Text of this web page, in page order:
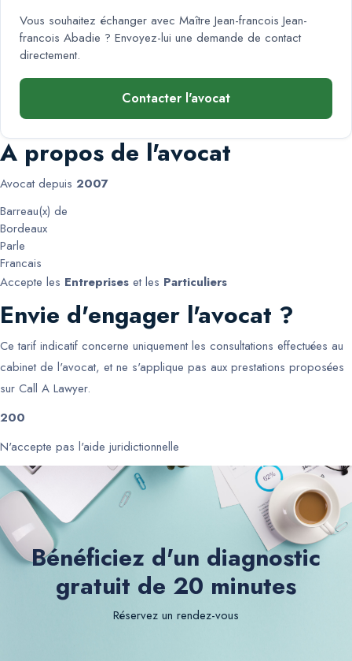
Vous souhaitez échanger avec Maître Jean-francois Jean-
francois Abadie ? Envoyez-lui une demande de contact
directement.
Contacter l'avocat
A propos de l'avocat
Avocat depuis 2007
Barreau(x) de
Bordeaux
Parle
Francais
Accepte les Entreprises et les Particuliers
Envie d'engager l'avocat ?
Ce tarif indicatif concerne uniquement les consultations effectuées au
cabinet de l'avocat, et ne s'applique pas aux prestations proposées
sur Call A Lawyer.
200
N'accepte pas l'aide juridictionnelle
Bénéficiez d'un diagnostic
gratuit de 20 minutes
Réservez un rendez-vous